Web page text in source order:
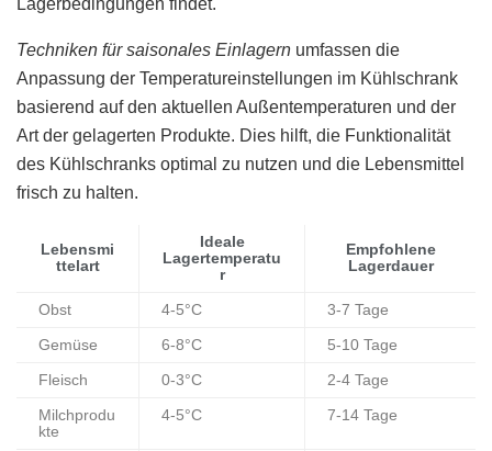
Lagerbedingungen findet.
Techniken für saisonales Einlagern umfassen die
Anpassung der Temperatureinstellungen im Kühlschrank
basierend auf den aktuellen Außentemperaturen und der
Art der gelagerten Produkte. Dies hilft, die Funktionalität
des Kühlschranks optimal zu nutzen und die Lebensmittel
frisch zu halten.
Lebensmi
ttelart
Ideale
Lagertemperatu
r
Empfohlene
Lagerdauer
Obst 4-5°C 3-7 Tage
Gemüse 6-8°C 5-10 Tage
Fleisch 0-3°C 2-4 Tage
Milchprodu
kte
4-5°C 7-14 Tage